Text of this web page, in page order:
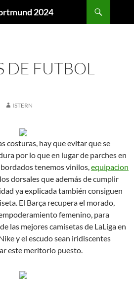
2024
DE FUTBOL
ISTERN
costuras, hay que evitar que se
por lo que en lugar de parches en
tenemos vinilos,equipacion
dorsales que además de cumplir
ya explicada también consiguen
El Barça recupera el morado,
femenino, para
las mejores camisetas de LaLiga en
y el escudo sean iridiscentes
este meritorio puesto.